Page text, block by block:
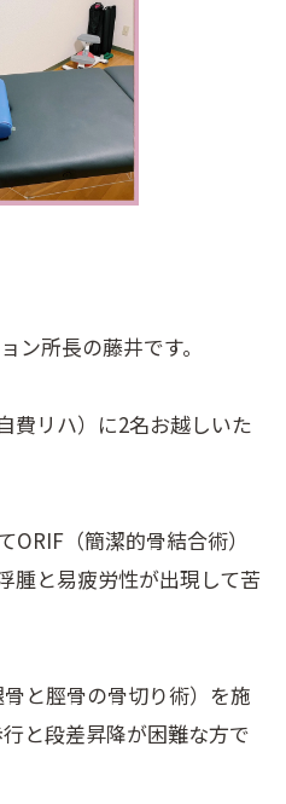
ン所長の藤井です。
費リハ）に2名お越しいた
（簡潔的骨結合術）
腫と易疲労性が出現して苦
と脛骨の骨切り術）を施
と段差昇降が困難な方で